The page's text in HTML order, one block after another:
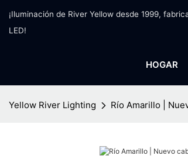
¡Iluminación de River Yellow desde 1999,
LED!
HOGAR
Yellow River Lighting Río Amarillo |